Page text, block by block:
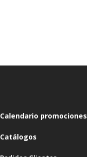
Calendario promociones
Catálogos